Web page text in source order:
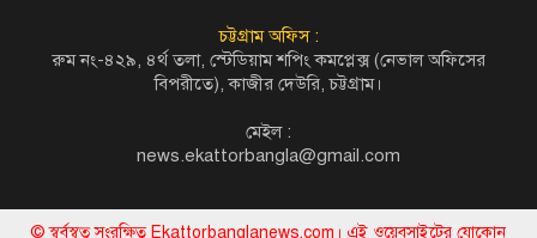
চট্টগ্রাম অফিস :
রুম নং-৪২৯, ৪র্থ তলা, স্টেডিয়াম শপিং কমপ্লেক্স (নেভাল অফিসের
বিপরীতে), কাজীর দেউরি, চট্টগ্রাম।
মেইল :
news.ekattorbangla@gmail.com
© স্বর্বস্বত্ব সংরক্ষিত Ekattorbanglanews.com। এই ওয়েবসাইটের যোকোন